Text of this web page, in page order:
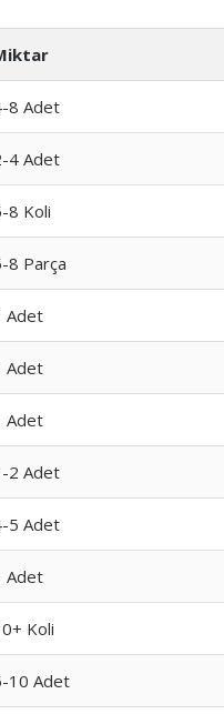
8 Adet
4 Adet
8 Koli
8 Parça
Adet
Adet
Adet
2 Adet
5 Adet
Adet
Koli
10 Adet